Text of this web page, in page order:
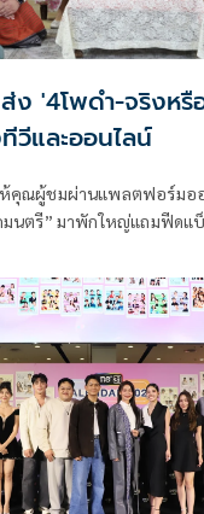
ง '4โพดำ-จริงห
วีและออนไลน์
ห้คุณผู้ชมผ่านแพลตฟอร์มอ
มนตรี” มาพักใหญ่แถมฟีดแ
จอเป็นของขวัญปีใหม่ 2569 มอบค
กแพลตฟอร์มทั้ง TV และ
กขึ้น